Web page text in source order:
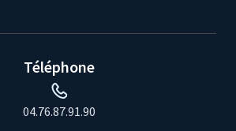
Téléphone
04.76.87.91.90